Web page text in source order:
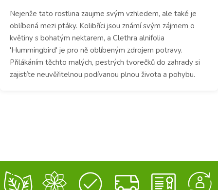
Nejenže tato rostlina zaujme svým vzhledem, ale také je
oblíbená mezi ptáky. Kolibříci jsou známí svým zájmem o
květiny s bohatým nektarem, a Clethra alnifolia
'Hummingbird' je pro ně oblíbeným zdrojem potravy.
Přilákáním těchto malých, pestrých tvorečků do zahrady si
zajistíte neuvěřitelnou podívanou plnou života a pohybu.